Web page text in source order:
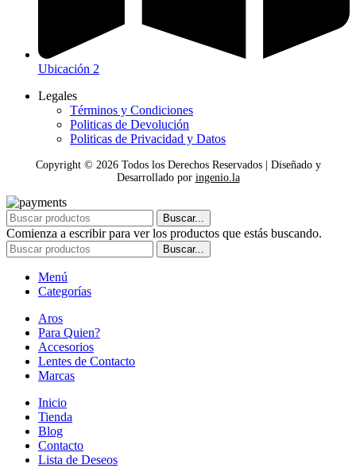
Ubicación 2
Legales
Términos y Condiciones
Politicas de Devolución
Politicas de Privacidad y Datos
Copyright © 2026Todos los Derechos Reservados | Diseñado y
Desarrollado por ingenio.la
Buscar...
Comienza a escribir para ver los productos que estás buscando.
Buscar...
Menú
Categorías
Aros
Para Quien?
Accesorios
Lentes de Contacto
Marcas
Inicio
Tienda
Blog
Contacto
Lista de Deseos